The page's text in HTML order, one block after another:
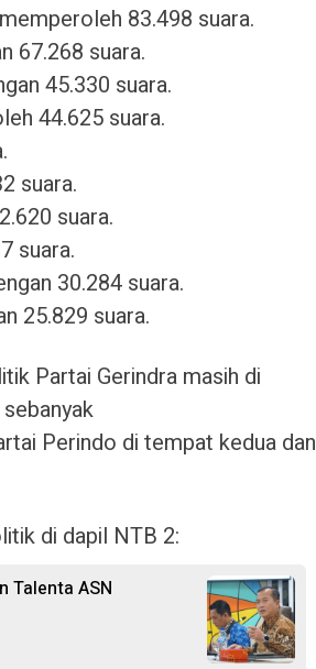
83.498 suara.
67.268 suara.
45.330 suara.
44.625 suara.
suara.
suara.
suara.
30.284 suara.
25.829 suara.
Partai Gerindra masih di
Perindo di tempat kedua dan
di dapil NTB 2:
Talenta ASN